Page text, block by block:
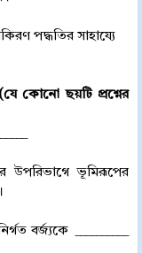
পদ্ধতির সাহায্যে
কোনো ছয়টি প্রশ্নের
উপরিভাগে ভূমিরূপের
বর্জ্যকে __________